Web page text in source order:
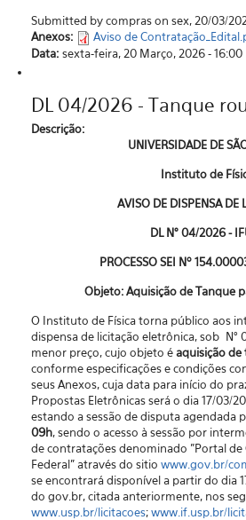
Submitted by compras on sex, 20/03/
Anexos:
Aviso de
Data: sexta-feira, 20 Março, 2026 - 16:00
DL 04/2026 - Tanque
Descrição:
UNIVERSIDADE DE
Instituto de
AVISO DE DISPENSA DE
DL N° 04/2026 -
PROCESSO SEI Nº
Objeto: Aquisição de Tanque
O Instituto de Física torna público aos
dispensa de licitação eletrônica, sob N°
menor preço, cujo objeto éaquisição de
conforme especificações e condições
seus Anexos, cuja data para início do
Propostas Eletrônicas será o dia 17/03/
estando a sessão de disputa agendada
09h, sendo o acesso à sessão por
de contratações denominado "Portal de
Federal” através do sitio www.gov.br/
se encontrará disponível a partir do dia
do gov.br, citada anteriormente, nos
www.usp.br/licitacoes;www.if.usp.br/